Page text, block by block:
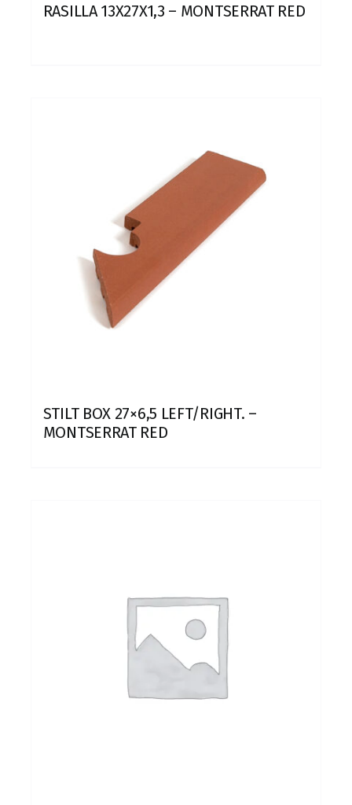
RASILLA 13X27X1,3 – MONTSERRAT RED
STILT BOX 27×6,5 LEFT/RIGHT. –
MONTSERRAT RED